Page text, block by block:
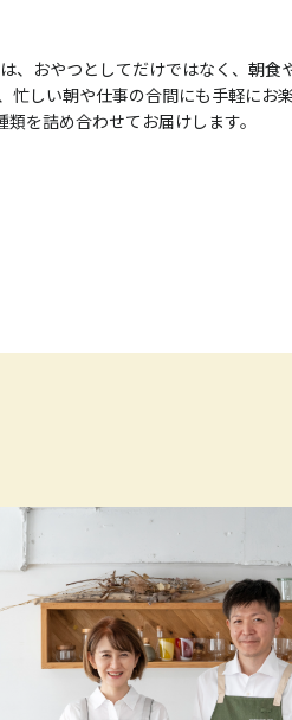
、おやつとしてだけではなく、朝食
忙しい朝や仕事の合間にも手軽にお
を詰め合わせてお届けします。